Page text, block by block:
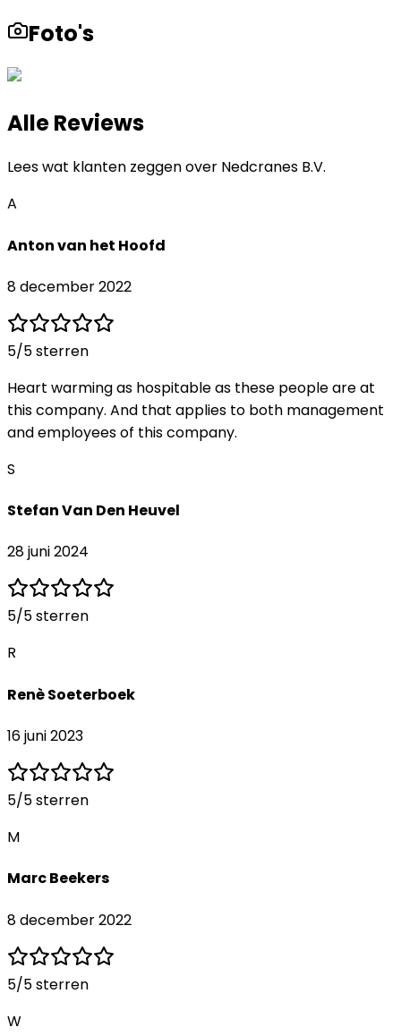
Foto's
Alle Reviews
Lees wat klanten zeggen over Nedcranes B.V.
A
Anton van het Hoofd
8 december 2022
5/5 sterren
Heart warming as hospitable as these people are at
this company. And that applies to both management
and employees of this company.
S
Stefan Van Den Heuvel
28 juni 2024
5/5 sterren
R
Renè Soeterboek
16 juni 2023
5/5 sterren
M
Marc Beekers
8 december 2022
5/5 sterren
W